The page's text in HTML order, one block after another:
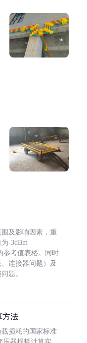
及影响因素，重
-3dBm
参考值表格。同时
连接器问题）及
题。
方法
损耗的国家标准